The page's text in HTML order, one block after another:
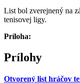
List bol zverejnený na
tenisovej ligy.
Príloha:
Prílohy
Otvorený list hráčov